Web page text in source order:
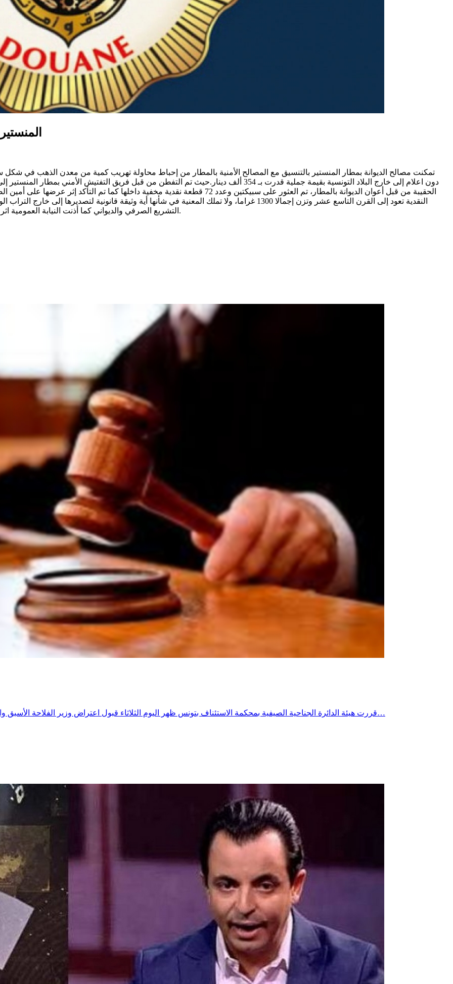
تمكنت مصالح الديوانة بمطار المنستير بالتنسيق مع المصالح الأمنية بالمطار من إحباط محاولة تهريب كمية من معدن الذهب في
دون اعلام إلى خارج البلاد التونسية بقيمة جملية قدرت بـ 354 ألف دينار.حيث تم التفطن من قبل فريق
الحقيبة من قبل أعوان الديوانة بالمطار، تم العثور على سبيكتين وعدد 72 قطعة نقدية مخفية
النقدية تعود إلى القرن التاسع عشر وتزن إجمالا 1300 غراما، ولا تملك المعنية في شأنها أية وثيقة
التشريع الصرفي والديواني كما أذنت النيابة العمومية اثر استشارتها بإحالة الملف إلى إدارة الأبحاث الديوانية لمواصلة التحريات.
قررت هيئة الدائرة الجناحية الصيفية بمحكمة الاستئناف بتونس ظهر اليوم الثلاثاء قبول اعتراض وزير الفلاحة الأسبق والقيادي في حركة النهضة محمد بن سالم بخصوص قضية ديوانية حوكم…